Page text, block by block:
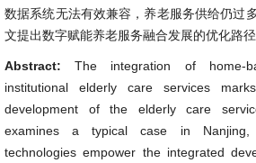
数据系统无法有效兼容，养老服务供给仍过
文提出数字赋能养老服务融合发展的优化路径
Abstract:The integration of home-
institutional elderly care services
development of the elderly care
examines a typical case in Nanjing,
technologies empower the integrated